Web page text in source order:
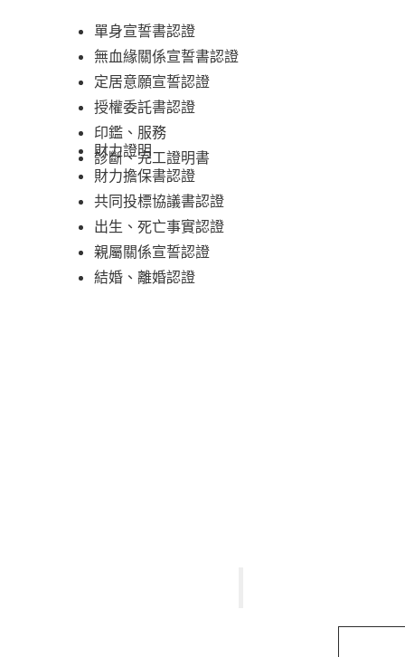
財力證明
財力擔保書認證
共同投標協議書認證
出生、死亡事實認證
親屬關係宣誓認證
結婚、離婚認證
單身宣誓書認證
無血緣關係宣誓書認證
定居意願宣誓認證
授權委託書認證
印鑑、服務
診斷、完工證明書